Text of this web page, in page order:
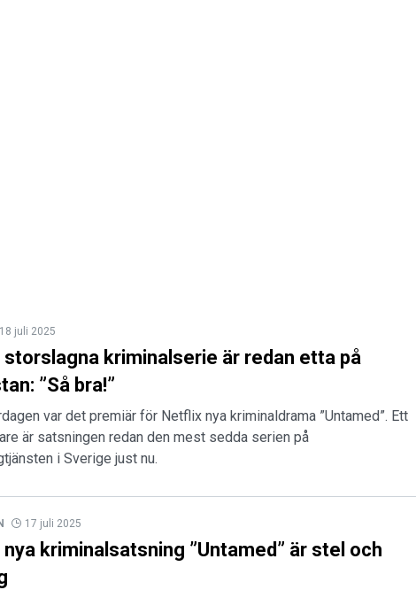
18 juli 2025
kriminalserie är redan etta på
”Så bra!”
var det premiär för Netflix nya kriminaldrama ”Untamed”. Ett
är satsningen redan den mest sedda serien på
i Sverige just nu.
17 juli 2025
kriminalsatsning ”Untamed” är stel och